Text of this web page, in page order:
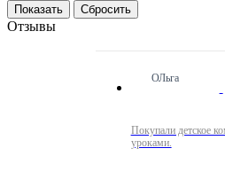
Сбросить
Отзывы
ОЛьга
Покупали детское
уроками.